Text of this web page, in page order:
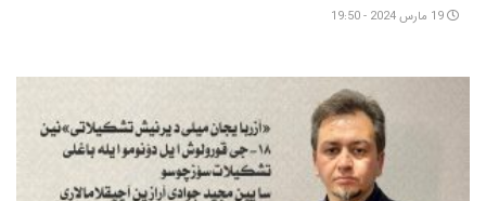
19 مارس 2024 - 19:50